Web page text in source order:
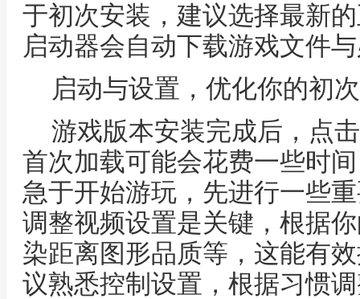
于初次安装，建议选择最新
启动器会自动下载游戏文件
启动与设置，优化你的初
游戏版本安装完成后，点
首次加载可能会花费一些时
急于开始游玩，先进行一些
调整视频设置是关键，根据
染距离图形品质等，这能有
议熟悉控制设置，根据习惯